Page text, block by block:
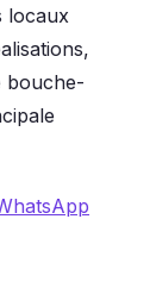
locaux
bouche-